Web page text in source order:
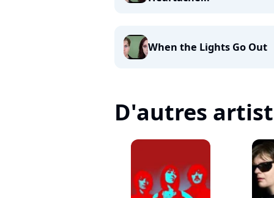
When the Lights Go Out
D'autres